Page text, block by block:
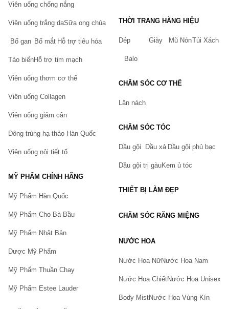
Viên uống chống nắng
Viên uống trắng daSữa ong chúa
Bổ gan Bổ mắt Hỗ trợ tiêu hóa
Tảo biểnHỗ trợ tim mạch
Viên uống thơm cơ thể
Viên uống Collagen
Viên uống giảm cân
Đông trùng hạ thảo Hàn Quốc
Viên uống nội tiết tố
MỸ PHẨM CHÍNH HÃNG
Mỹ Phẩm Hàn Quốc
Mỹ Phẩm Cho Bà Bầu
Mỹ Phẩm Nhật Bản
Dược Mỹ Phẩm
Mỹ Phẩm Thuần Chay
Mỹ Phẩm Estee Lauder
THỜI TRANG HÀNG HIỆU
Dép Giày Mũ NónTúi Xách
Balo
CHĂM SÓC CƠ THỂ
Lăn nách
CHĂM SÓC TÓC
Dầu gội Dầu xả Dầu gội phủ bạc
Dầu gội trị gàuKem ủ tóc
THIẾT BỊ LÀM ĐẸP
CHĂM SÓC RĂNG MIỆNG
NƯỚC HOA
Nước Hoa NữNước Hoa Nam
Nước Hoa ChiếtNước Hoa Unisex
Body MistNước Hoa Vùng Kín